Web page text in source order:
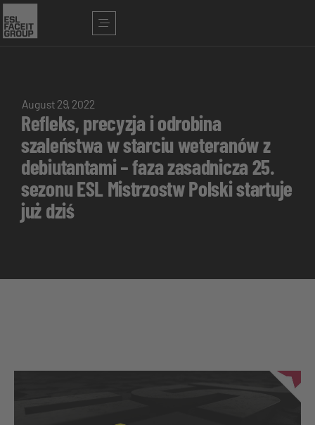
August 29, 2022
Refleks, precyzja i odrobina
szaleństwa w starciu weteranów z
debiutantami – faza zasadnicza 25.
sezonu ESL Mistrzostw Polski startuje
już dziś